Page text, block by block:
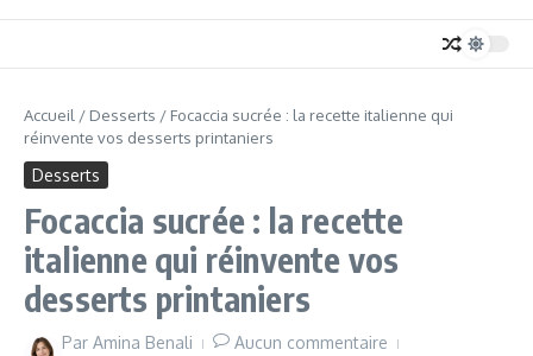
Accueil / Desserts / Focaccia sucrée : la recette italienne qui
réinvente vos desserts printaniers
Desserts
Focaccia sucrée : la recette
italienne qui réinvente vos
desserts printaniers
Par Amina Benali
Aucun commentaire